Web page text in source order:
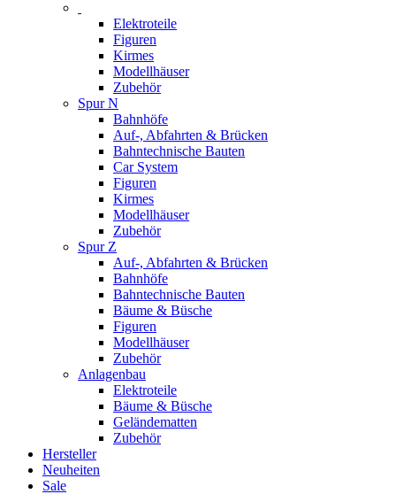
Elektroteile
Figuren
Kirmes
Modellhäuser
Zubehör
Spur N
Bahnhöfe
Auf-, Abfahrten & Brücken
Bahntechnische Bauten
Car System
Figuren
Kirmes
Modellhäuser
Zubehör
Spur Z
Auf-, Abfahrten & Brücken
Bahnhöfe
Bahntechnische Bauten
Bäume & Büsche
Figuren
Modellhäuser
Zubehör
Anlagenbau
Elektroteile
Bäume & Büsche
Geländematten
Zubehör
Hersteller
Neuheiten
Sale